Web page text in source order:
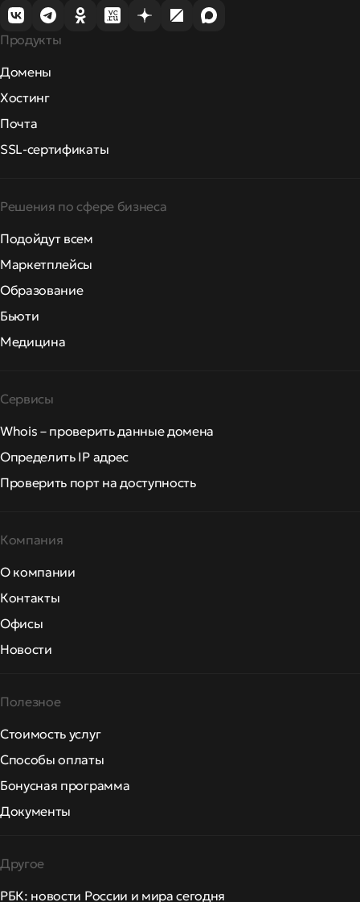
Продукты
Домены
Хостинг
Почта
SSL-сертификаты
Решения по сфере бизнеса
Подойдут всем
Маркетплейсы
Образование
Бьюти
Медицина
Сервисы
Whois – проверить данные домена
Определить IP адрес
Проверить порт на доступность
Компания
О компании
Контакты
Офисы
Новости
Полезное
Стоимость услуг
Способы оплаты
Бонусная программа
Документы
Другое
РБК: новости России и мира сегодня